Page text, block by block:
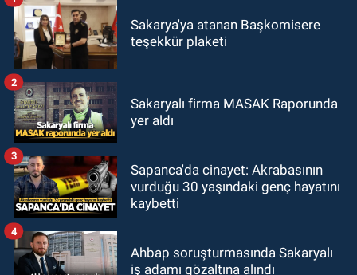
Sakarya'ya atanan Başkomisere
teşekkür plaketi
Sakaryalı firma MASAK Raporunda
yer aldı
2
Sapanca'da cinayet: Akrabasının
vurduğu 30 yaşındaki genç hayatını
kaybetti
3
Ahbap soruşturmasında Sakaryalı
iş adamı gözaltına alındı
4